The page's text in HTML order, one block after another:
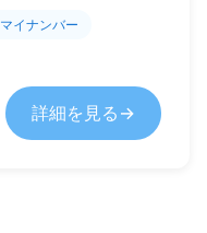
マイナンバー
詳細を見る